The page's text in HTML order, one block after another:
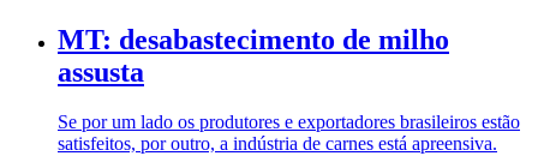
MT: desabastecimento de milho
assusta
Se por um lado os produtores e exportadores brasileiros estão
satisfeitos, por outro, a indústria de carnes está apreensiva.